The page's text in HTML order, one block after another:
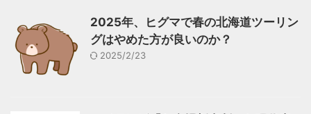
2025年、ヒグマで春の北海道ツーリン
グはやめた方が良いのか？
2025/2/23